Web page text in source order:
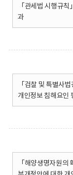
「관세법 시행규
과
「검찰 및 특별사
개인정보 침해요인
「해양생명자원의